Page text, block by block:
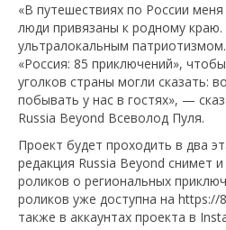
«В путешествиях по России
люди привязаны к родному
ультралокальным
«Россия: 85 приключений»,
уголков страны могли сказать:
побывать у нас в гостях», —
Russia Beyond Всеволод Пуля.
Проект будет проходить в два
редакция Russia Beyond снимет
роликов о региональных
роликов уже доступна на https://
также в аккаунтах проекта в